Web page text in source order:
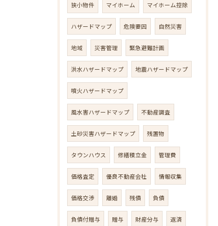
狭小物件 マイホーム マイホーム控除
ハザードマップ 危険要因 自然災害
地域 災害管理 緊急避難計画
洪水ハザードマップ 地震ハザードマップ
噴火ハザードマップ
風水害ハザードマップ 不動産調査
土砂災害ハザードマップ 残置物
タウンハウス 修繕積立金 管理費
価格査定 優良不動産会社 情報収集
価格交渉 離婚 残債 負債
負債付贈与 贈与 財産分与 返済